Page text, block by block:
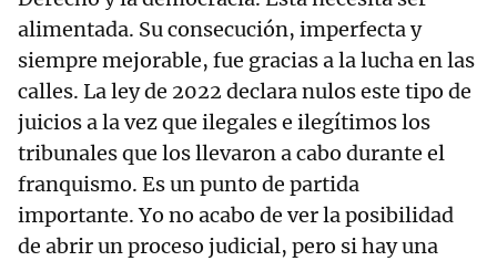
alimentada. Su consecución, imperfecta y
siempre mejorable, fue gracias a la lucha en las
calles. La ley de 2022 declara nulos este tipo de
juicios a la vez que ilegales e ilegítimos los
tribunales que los llevaron a cabo durante el
franquismo. Es un punto de partida
importante. Yo no acabo de ver la posibilidad
de abrir un proceso judicial, pero si hay una